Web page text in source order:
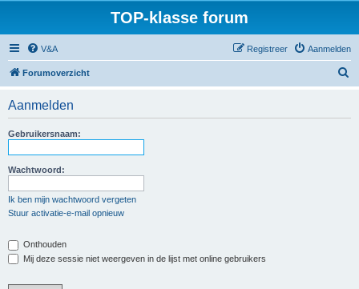
TOP-klasse forum
V&A Aanmelden
Registreer
Forumoverzicht
Aanmelden
Gebruikersnaam:
Wachtwoord:
Ik ben mijn wachtwoord vergeten
Stuur activatie-e-mail opnieuw
Onthouden
Mij deze sessie niet weergeven in de lijst met online gebruikers